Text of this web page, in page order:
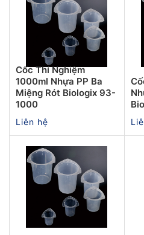
Cốc Thí Nghiệm
1000ml Nhựa PP Ba
Miệng Rót Biologix 93-
1000
Liên hệ